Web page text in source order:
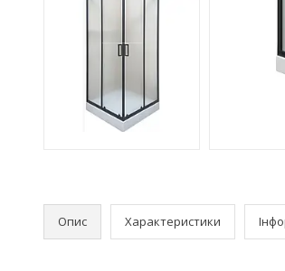
Опис Характеристики